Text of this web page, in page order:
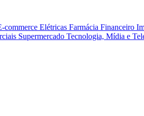
commerce Elétricas Farmácia Financeiro
Supermercado Tecnologia, Mídia e